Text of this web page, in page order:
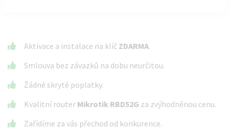
Aktivace a instalace na klíč ZDARMA.
Smlouva bez závazků na dobu neurčitou.
Žádné skryté poplatky.
Kvalitní router Mikrotik RBD52G za zvýhodněnou cenu.
Zařídíme za vás přechod od konkurence.